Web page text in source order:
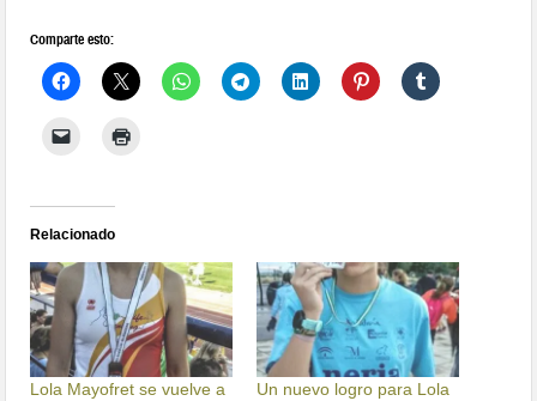
Comparte esto:
Relacionado
Lola Mayofret se vuelve a
Un nuevo logro para Lola